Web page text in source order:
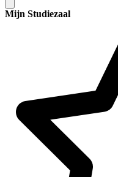
Mijn Studiezaal